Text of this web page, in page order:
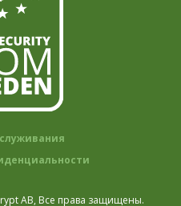
AB, Все права защищены.